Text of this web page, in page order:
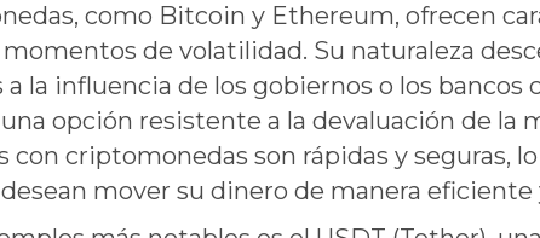
como Bitcoin y Ethereum, ofrecen
de volatilidad. Su naturaleza
la influencia de los gobiernos o los bancos
opción resistente a la devaluación de la
con criptomonedas son rápidas y seguras,
mover su dinero de manera eficiente